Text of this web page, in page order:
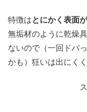
特徴はとにかく表面
無垢材のように乾燥
ないので（一回ドバ
かも）狂いは出にく